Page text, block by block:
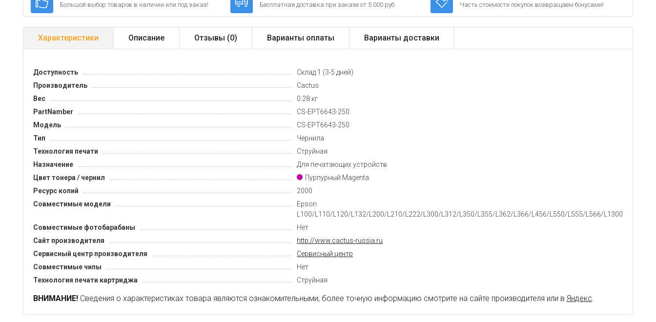
Большой выбор товаров в наличии или под заказ! Бесплатная доставка при заказе от 5 000 руб. Часть стоимости покупок возвращаем бонусами!
Характеристики Описание Отзывы (0) Варианты оплаты Варианты доставки
Доступность
Склад 1 (3-5 дней)
Производитель
Cactus
Вес
0.28 кг
PartNamber
CS-EPT6643-250
Модель
CS-EPT6643-250
Тип
Чернила
Технология печати
Струйная
Назначение
Для печатающих устройств
Цвет тонера / чернил
Пурпурный Magenta
Ресурс копий
2000
Совместимые модели
Epson
L100/L110/L120/L132/L200/L210/L222/L300/L312/L350/L355/L362/L366/L456/L550/L555/L566/L1300
Совместимые фотобарабаны
Нет
Сайт производителя
http://www.cactus-russia.ru
Сервисный центр производителя
Cервисный центр
Совместимые чипы
Нет
Технология печати картриджа
Струйная
ВНИМАНИЕ! Сведения о характеристиках товара являются ознакомительными, более точную информацию смотрите на сайте производителя или в Яндекс.